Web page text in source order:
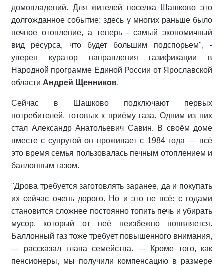
домовладений. Для жителей поселка Шашково это
долгожданное событие: здесь у многих раньше было
печное отопление, а теперь - самый экономичный
вид ресурса, что будет большим подспорьем", -
уверен куратор направления газификации в
Народной программе Единой России от Ярославской
области Андрей Щенников.
Сейчас в Шашково подключают первых
потребителей, готовых к приёму газа. Одним из них
стал Александр Анатольевич Савин. В своём доме
вместе с супругой он проживает с 1984 года — всё
это время семья пользовалась печным отоплением и
баллонным газом.
"Дрова требуется заготовлять заранее, да и покупать
их сейчас очень дорого. Но и это не всё: с годами
становится сложнее постоянно топить печь и убирать
мусор, который от неё неизбежно появляется.
Баллонный газ тоже требует повышенного внимания,
— рассказал глава семейства. — Кроме того, как
пенсионеры, мы получили компенсацию в размере